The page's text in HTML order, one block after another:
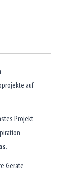
auf
Projekt
–
.
Geräte